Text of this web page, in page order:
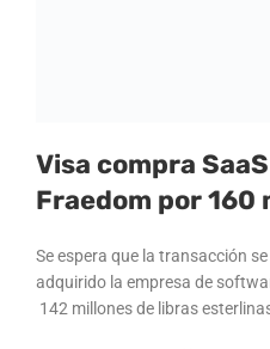
Visa compra
Fraedom por 160
Se espera que la transacción
adquirido la empresa de
142 millones de libras